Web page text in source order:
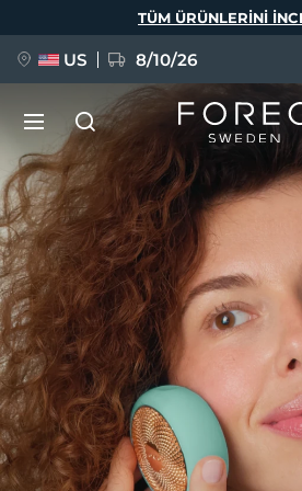
TÜM ÜRÜNLERINI
US 8/10/26
YENİ
FAQ™ Pure Beauty-Tech Elixir
BREAKING NEWS
issa™ Teeth Whitening Set
Dil Seçimi
English Deutsch
Français
Italiano
Polski
Svenska
Türkçe
简体中文